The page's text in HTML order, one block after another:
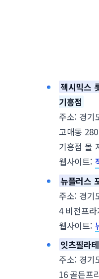
젝시믹스
기흥점
주소: 경기
고매동
기흥점 몰
웹사이트:
뉴플러스
주소: 경기
4 비전프
웹사이트:
잇츠필라
주소: 경기
16 골든프